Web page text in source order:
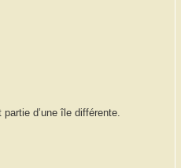
d’une île différente.